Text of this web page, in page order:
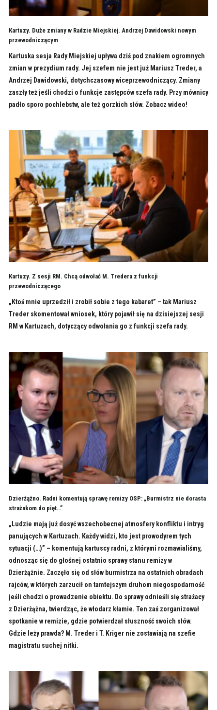
Kartuzy. Duże zmiany w Radzie Miejskiej. Andrzej Dawidowski nowym
przewodniczącym
Kartuska sesja Rady Miejskiej upływa dziś pod znakiem ogromnych
zmian w prezydium rady. Jej szefem nie jest już Mariusz Treder, a
Andrzej Dawidowski, dotychczasowy wiceprzewodniczący. Zmiany
zaszły też jeśli chodzi o funkcje zastępców szefa rady. Przy mównicy
padło sporo pochlebstw, ale też gorzkich słów. Zobacz wideo!
Kartuzy. Z sesji RM. Chcą odwołać M. Tredera z funkcji
przewodniczącego
„Ktoś mnie uprzedził i zrobił sobie z tego kabaret” – tak Mariusz
Treder skomentował wniosek, który pojawił się na dzisiejszej sesji
RM w Kartuzach, dotyczący odwołania go z funkcji szefa rady.
Dzierżążno. Radni komentują sprawę remizy OSP: „Burmistrz nie dorasta
strażakom do pięt…”
„Ludzie mają już dosyć wszechobecnej atmosfery konfliktu i intryg
panujących w Kartuzach. Każdy widzi, kto jest prowodyrem tych
sytuacji (…)” – komentują kartuscy radni, z którymi rozmawialiśmy,
odnosząc się do głośnej ostatnio sprawy stanu remizy w
Dzierżążnie. Zaczęło się od słów burmistrza na ostatnich obradach
rajców, w których zarzucił on tamtejszym druhom niegospodarność
jeśli chodzi o prowadzenie obiektu. Do sprawy odnieśli się strażacy
z Dzierżążna, twierdząc, że włodarz kłamie. Ten zaś zorganizował
spotkanie w remizie, gdzie potwierdzał słuszność swoich słów.
Gdzie leży prawda? M. Treder i T. Kriger nie zostawiają na szefie
magistratu suchej nitki.